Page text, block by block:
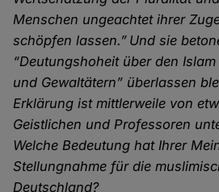
Menschen unge­achtet ihrer
schöpfen lassen.” Und sie
“Deutungs­hoheit über den
und Gewal­tätern” über­lassen
Erklärung ist mittler­weile von
Geistlichen und Professoren
Welche Bedeutung hat Ihrer
Stellung­nahme für die
Deutschland?